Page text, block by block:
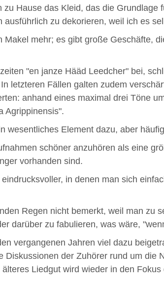
Hause das Kleid, das die
zu dekorieren, weil ich es
mehr; es gibt große Geschäfte,
"en janze Hääd Leedcher" bei,
letzteren Fällen galten zudem
anhand eines maximal drei Töne
Agrippinensis".
wesentliches Element dazu, aber
schöner anzuhören als eine
vorhanden sind.
in denen man sich
Regen nicht bemerkt, weil man zu
darüber zu fabulieren, was wäre,
vergangenen Jahren viel dazu
Diskussionen der Zuhörer rund um die
Liedgut wird wieder in den